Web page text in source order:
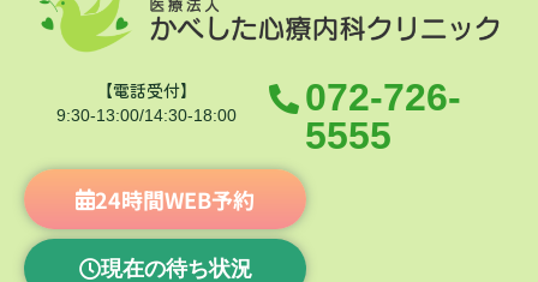
【電話受付】
9:30-13:00/14:30-18:00
072-726-
5555
24時間WEB予約
現在の待ち状況